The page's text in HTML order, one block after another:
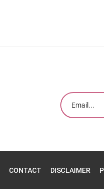
CONTACT DISCLAIMER